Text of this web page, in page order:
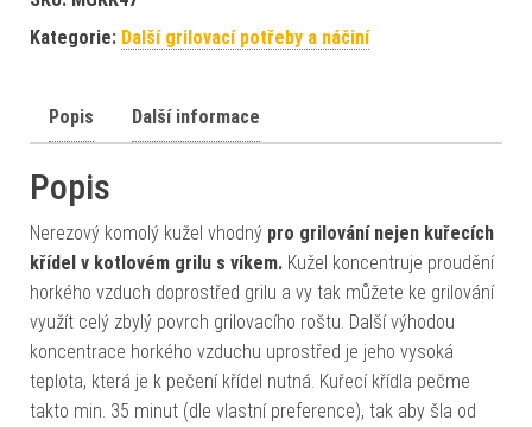
Kategorie: Další grilovací potřeby a náčiní
Popis Další informace
Popis
Nerezový komolý kužel vhodný pro grilování nejen kuřecích
křídel v kotlovém grilu s víkem. Kužel koncentruje proudění
horkého vzduch doprostřed grilu a vy tak můžete ke grilování
využít celý zbylý povrch grilovacího roštu. Další výhodou
koncentrace horkého vzduchu uprostřed je jeho vysoká
teplota, která je k pečení křídel nutná. Kuřecí křídla pečme
takto min. 35 minut (dle vlastní preference), tak aby šla od